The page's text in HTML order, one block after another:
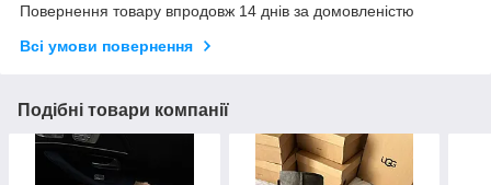
Повернення товару впродовж 14 днів за домовленістю
Всі умови повернення
Подібні товари компанії